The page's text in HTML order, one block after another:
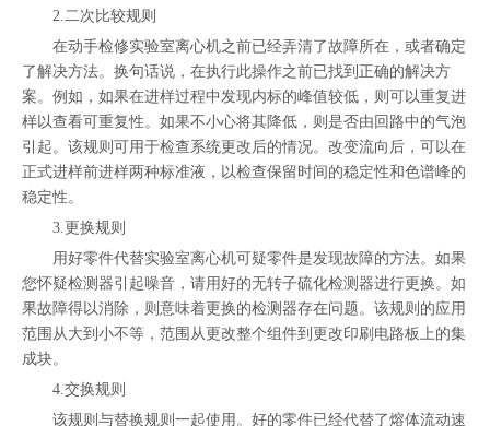
2.二次比较规则
在动手检修实验室离心机之前已经弄清了故障所在，或者确定
了解决方法。换句话说，在执行此操作之前已找到正确的解决方
案。例如，如果在进样过程中发现内标的峰值较低，则可以重复进
样以查看可重复性。如果不小心将其降低，则是否由回路中的气泡
引起。该规则可用于检查系统更改后的情况。改变流向后，可以在
正式进样前进样两种标准液，以检查保留时间的稳定性和色谱峰的
稳定性。
3.更换规则
用好零件代替实验室离心机可疑零件是发现故障的方法。如果
您怀疑检测器引起噪音，请用好的无转子硫化检测器进行更换。如
果故障得以消除，则意味着更换的检测器存在问题。该规则的应用
范围从大到小不等，范围从更改整个组件到更改印刷电路板上的集
成块。
4.交换规则
该规则与替换规则一起使用。好的零件已经代替了熔体流动速